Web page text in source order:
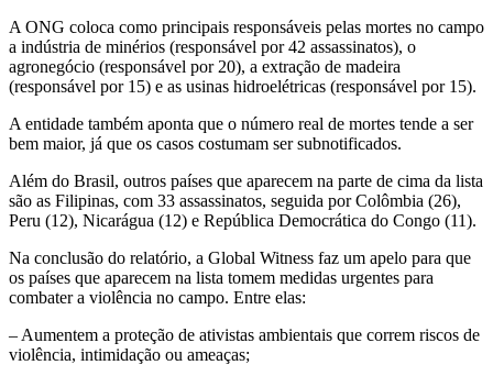
A ONG coloca como principais responsáveis pelas mortes no campo
a indústria de minérios (responsável por 42 assassinatos), o
agronegócio (responsável por 20), a extração de madeira
(responsável por 15) e as usinas hidroelétricas (responsável por 15).
A entidade também aponta que o número real de mortes tende a ser
bem maior, já que os casos costumam ser subnotificados.
Além do Brasil, outros países que aparecem na parte de cima da lista
são as Filipinas, com 33 assassinatos, seguida por Colômbia (26),
Peru (12), Nicarágua (12) e República Democrática do Congo (11).
Na conclusão do relatório, a Global Witness faz um apelo para que
os países que aparecem na lista tomem medidas urgentes para
combater a violência no campo. Entre elas:
– Aumentem a proteção de ativistas ambientais que correm riscos de
violência, intimidação ou ameaças;